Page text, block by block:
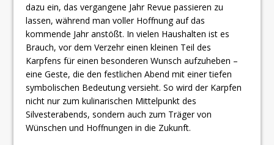
dazu ein, das vergangene Jahr Revue passieren zu
lassen, während man voller Hoffnung auf das
kommende Jahr anstößt. In vielen Haushalten ist es
Brauch, vor dem Verzehr einen kleinen Teil des
Karpfens für einen besonderen Wunsch aufzuheben –
eine Geste, die den festlichen Abend mit einer tiefen
symbolischen Bedeutung versieht. So wird der Karpfen
nicht nur zum kulinarischen Mittelpunkt des
Silvesterabends, sondern auch zum Träger von
Wünschen und Hoffnungen in die Zukunft.